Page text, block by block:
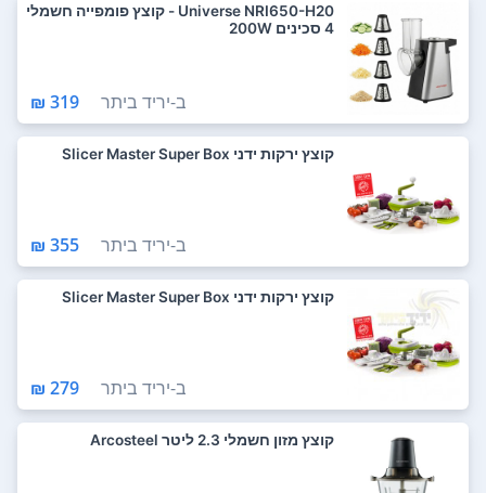
Universe NRI650-H20 - קוצץ פומפייה חשמלי
4 סכינים 200W
ב-יריד ביתר 319 ₪
קוצץ ירקות ידני Slicer Master Super Box
ב-יריד ביתר 355 ₪
קוצץ ירקות ידני Slicer Master Super Box
ב-יריד ביתר 279 ₪
קוצץ מזון חשמלי 2.3 ליטר Arcosteel